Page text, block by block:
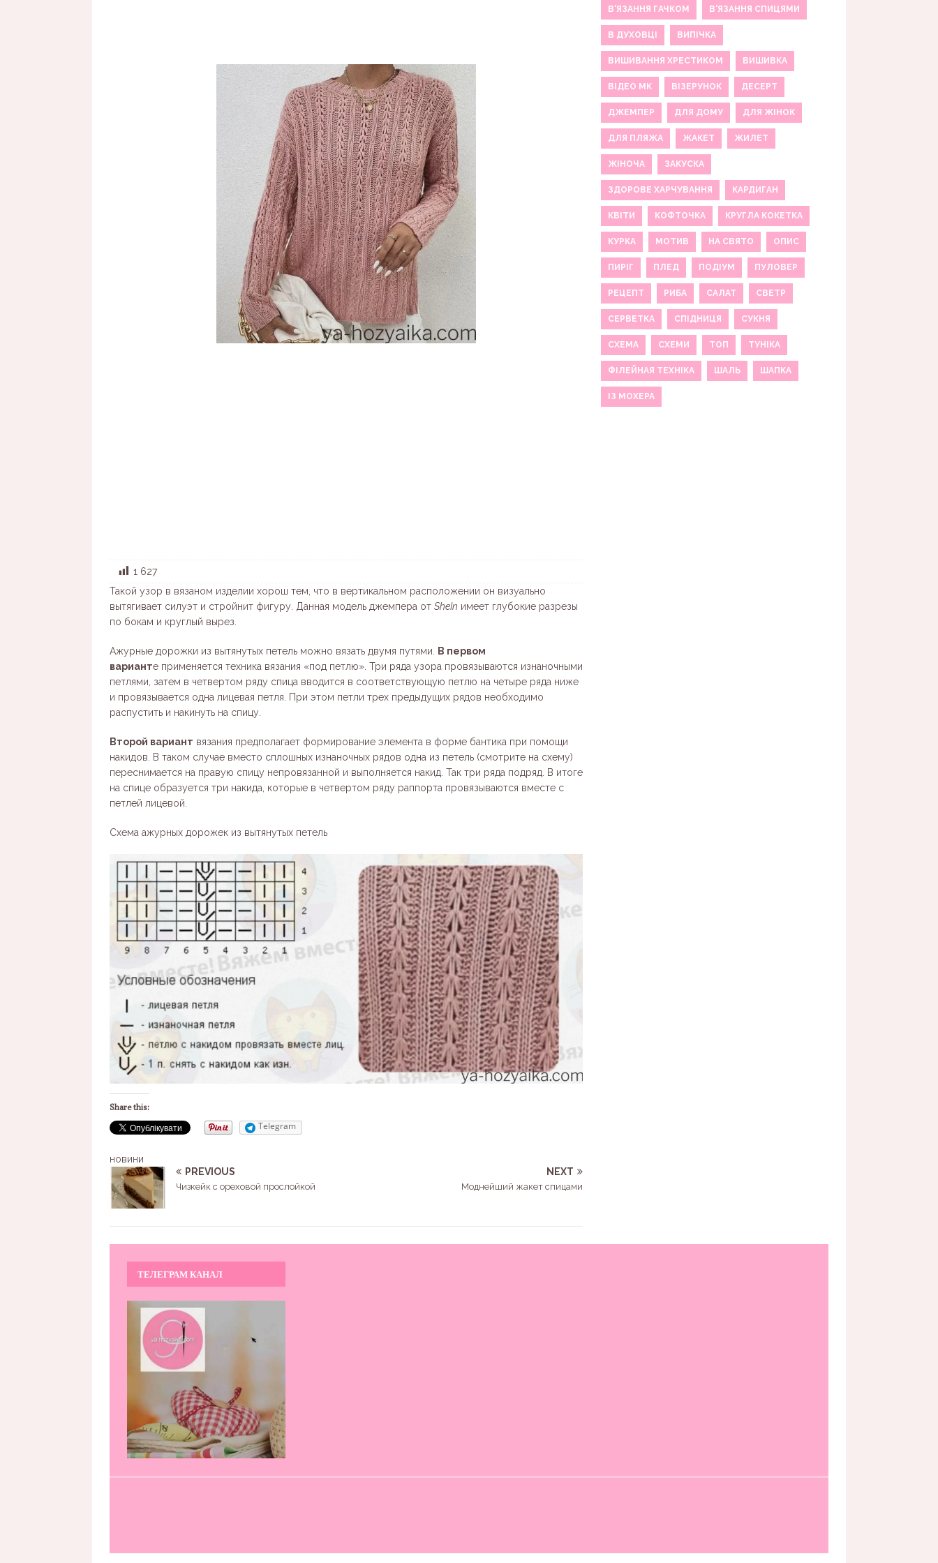
1 627
Такой узор в вязаном изделии хорош тем, что в вертикальном расположении он визуально
вытягивает силуэт и стройнит фигуру. Данная модель джемпера от SheIn имеет глубокие разрезы
по бокам и круглый вырез.
Ажурные дорожки из вытянутых петель можно вязать двумя путями. В первом
варианте применяется техника вязания «под петлю». Три ряда узора провязываются изнаночными
петлями, затем в четвертом ряду спица вводится в соответствующую петлю на четыре ряда ниже
и провязывается одна лицевая петля. При этом петли трех предыдущих рядов необходимо
распустить и накинуть на спицу.
Второй вариант вязания предполагает формирование элемента в форме бантика при помощи
накидов. В таком случае вместо сплошных изнаночных рядов одна из петель (смотрите на схему)
переснимается на правую спицу непровязанной и выполняется накид. Так три ряда подряд. В итоге
на спице образуется три накида, которые в четвертом ряду раппорта провязываются вместе с
петлей лицевой.
Схема ажурных дорожек из вытянутых петель
Share this:
Telegram
новини
PREVIOUS
Чизкейк с ореховой прослойкой
NEXT
Моднейший жакет спицами
В'ЯЗАННЯ ГАЧКОМ В'ЯЗАННЯ СПИЦЯМИ
В ДУХОВЦІ ВИПІЧКА
ВИШИВАННЯ ХРЕСТИКОМ ВИШИВКА
ВІДЕО МК ВІЗЕРУНОК ДЕСЕРТ
ДЖЕМПЕР ДЛЯ ДОМУ ДЛЯ ЖІНОК
ДЛЯ ПЛЯЖА ЖАКЕТ ЖИЛЕТ
ЖІНОЧА ЗАКУСКА
ЗДОРОВЕ ХАРЧУВАННЯ КАРДИГАН
КВІТИ КОФТОЧКА КРУГЛА КОКЕТКА
КУРКА МОТИВ НА СВЯТО ОПИС
ПИРІГ ПЛЕД ПОДІУМ ПУЛОВЕР
РЕЦЕПТ РИБА САЛАТ СВЕТР
СЕРВЕТКА СПІДНИЦЯ СУКНЯ
СХЕМА СХЕМИ ТОП ТУНІКА
ФІЛЕЙНАЯ ТЕХНІКА ШАЛЬ ШАПКА
ІЗ МОХЕРА
ТЕЛЕГРАМ КАНАЛ